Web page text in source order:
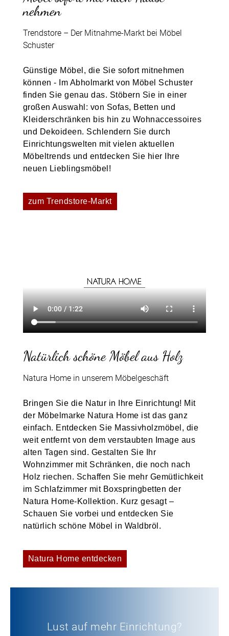
nehmen
Trendstore – Der Mitnahme-Markt bei Möbel
Schuster
Günstige Möbel, die Sie sofort mitnehmen
können - Im Abholmarkt von Möbel Schuster
finden Sie genau das. Stöbern Sie in einer
großen Auswahl: von Sofas, Betten und
Kleiderschränken bis hin zu Wohnaccessoires
und Dekoideen. Schlendern Sie durch
Einrichtungswelten mit vielen aktuellen
Möbeltrends und entdecken Sie hier Ihre
neuen Lieblingsmöbel!
zum Trendstore-Markt
Natürlich schöne Möbel aus Holz
Natura Home in unserem Möbelgeschäft
Bringen Sie die Natur in Ihre Einrichtung! Mit
der Möbelmarke Natura Home ist das ganz
einfach. Entdecken Sie Massivholzmöbel, die
weit entfernt von dem verstaubten Image aus
alten Tagen sind. Gestalten Sie Ihr
Wohnzimmer mit Schränken, die noch nach
Holz riechen. Schaffen Sie mehr Gemütlichkeit
im Schlafzimmer mit Boxspringbetten der
Natura Home-Kollektion. Kurz gesagt –
Schauen Sie vorbei und entdecken Sie
natürlich schöne Möbel in Waldbröl.
Natura Home entdecken
Lust auf mehr Einrichtung?